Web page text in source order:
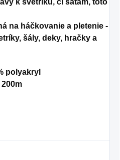
na háčkovanie a pletenie -
šály, deky, hračky a
polyakryl